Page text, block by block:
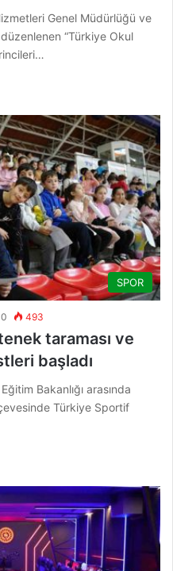
Genel Müdürlüğü ve
düzenlenen “Türkiye Okul
SPOR
0 493
taraması ve
başladı
Bakanlığı arasında
Türkiye Sportif